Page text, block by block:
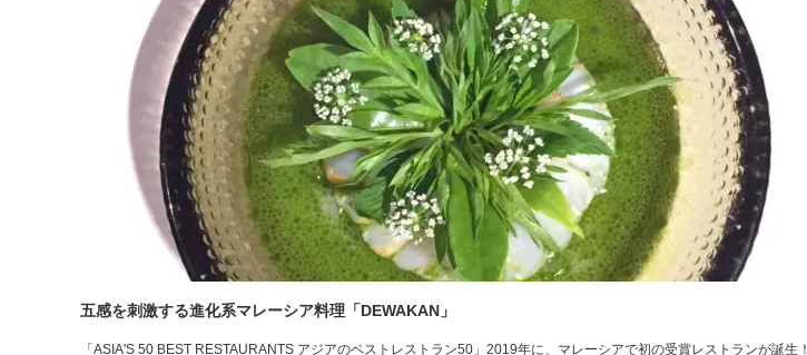
五感を刺激する進化系マレーシア料理「DEWAKAN」
「ASIA'S 50 BEST RESTAURANTS アジアのベストレストラン50」2019年に、マレーシアで初の受賞レストランが誕生！